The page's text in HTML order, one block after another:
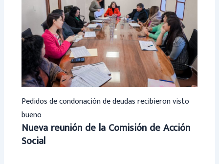
Pedidos de condonación de deudas recibieron visto
bueno
Nueva reunión de la Comisión de Acción
Social